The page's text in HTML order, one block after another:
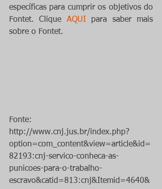
específicas para cumprir os objetivos do
Fontet. Clique AQUI para saber mais
sobre o Fontet.
Fonte:
http://www.cnj.jus.br/index.php?
option=com_content&view=article&id=
82193:cnj-servico-conheca-as-
punicoes-para-o-trabalho-
escravo&catid=813:cnj&Itemid=4640&